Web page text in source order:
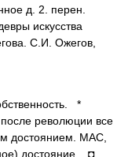
д. 2. перен.
искусства
С.И. Ожегов,
*
революции все
достоянием. МАС,
достояние. ◘